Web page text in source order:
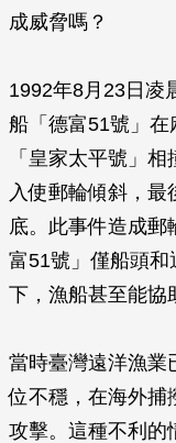
成威脅嗎？
1992年8月23日凌
船「德富51號」
「皇家太平號」
入使郵輪傾斜，最
底。此事件造成郵
富51號」僅船頭
下，漁船甚至能協
當時臺灣遠洋漁業
位不穩，在海外捕
攻擊。這種不利的